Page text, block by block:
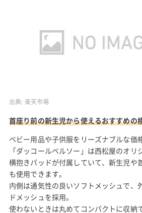
出典: 楽天市場
首座り前の新生児から使えるおすすめの
ベビー用品や子供服をリーズナブルな価
「ダッコールベルソー」は西松屋のオリ
横抱きパッドが付属していて、新生児や
も使用できます。
内側は通気性の良いソフトメッシュで、
ドメッシュを採用。
使わないときは丸めてコンパクトに収納